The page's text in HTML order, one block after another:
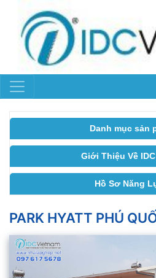
Danh mục sản
Giới Thiệu Về
Hồ Sơ Năng
PARK HYATT PHÚ